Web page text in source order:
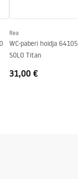
Rea
WC-paberi hoidja 64105
SOLO Titan
31,00 €